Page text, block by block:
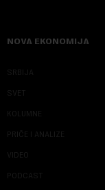
NOVA EKONOMIJA
SRBIJA
SVET
KOLUMNE
PRIČE I ANALIZE
VIDEO
PODCAST